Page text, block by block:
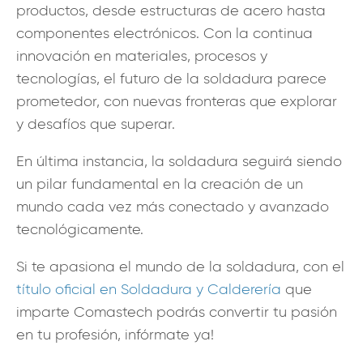
productos, desde estructuras de acero hasta
componentes electrónicos. Con la continua
innovación en materiales, procesos y
tecnologías, el futuro de la soldadura parece
prometedor, con nuevas fronteras que explorar
y desafíos que superar.
En última instancia, la soldadura seguirá siendo
un pilar fundamental en la creación de un
mundo cada vez más conectado y avanzado
tecnológicamente.
Si te apasiona el mundo de la soldadura, con el
título oficial en Soldadura y Calderería que
imparte Comastech podrás convertir tu pasión
en tu profesión, infórmate ya!